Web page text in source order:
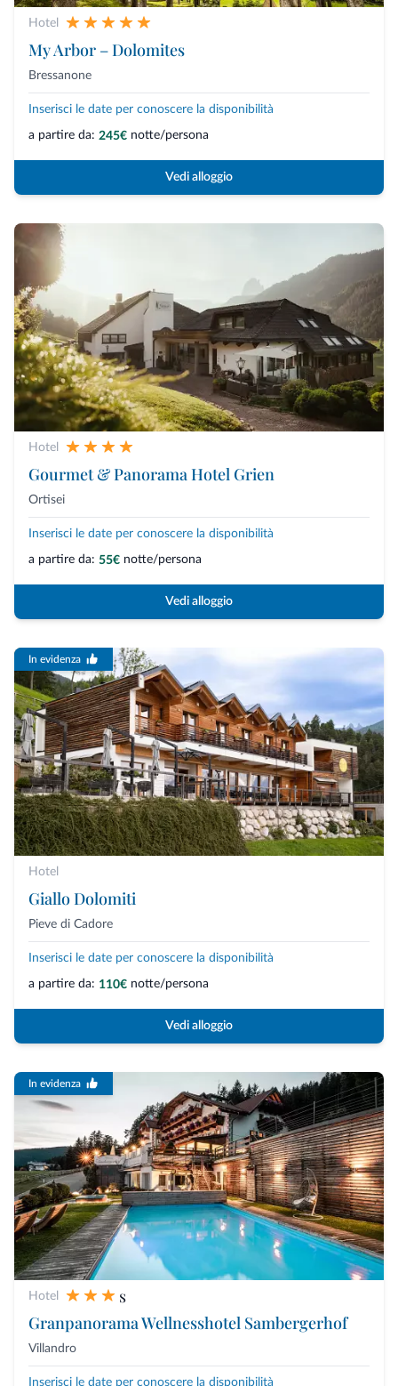
Hotel
My Arbor – Dolomites
Bressanone
Inserisci le date per conoscere la disponibilità
a partire da: 245€ notte/persona
Vedi alloggio
Hotel
Gourmet & Panorama Hotel Grien
Ortisei
Inserisci le date per conoscere la disponibilità
a partire da: 55€ notte/persona
Vedi alloggio
In evidenza
Hotel
Giallo Dolomiti
Pieve di Cadore
Inserisci le date per conoscere la disponibilità
a partire da: 110€ notte/persona
Vedi alloggio
In evidenza
Hotel
s
Granpanorama Wellnesshotel Sambergerhof
Villandro
Inserisci le date per conoscere la disponibilità